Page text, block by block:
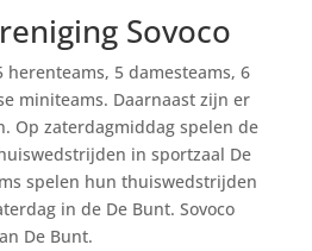
Sovoco
herenteams, 5 damesteams, 6
miniteams. Daarnaast zijn er
Op zaterdagmiddag spelen de
in sportzaal De
spelen hun thuiswedstrijden
in de De Bunt. Sovoco
De Bunt.